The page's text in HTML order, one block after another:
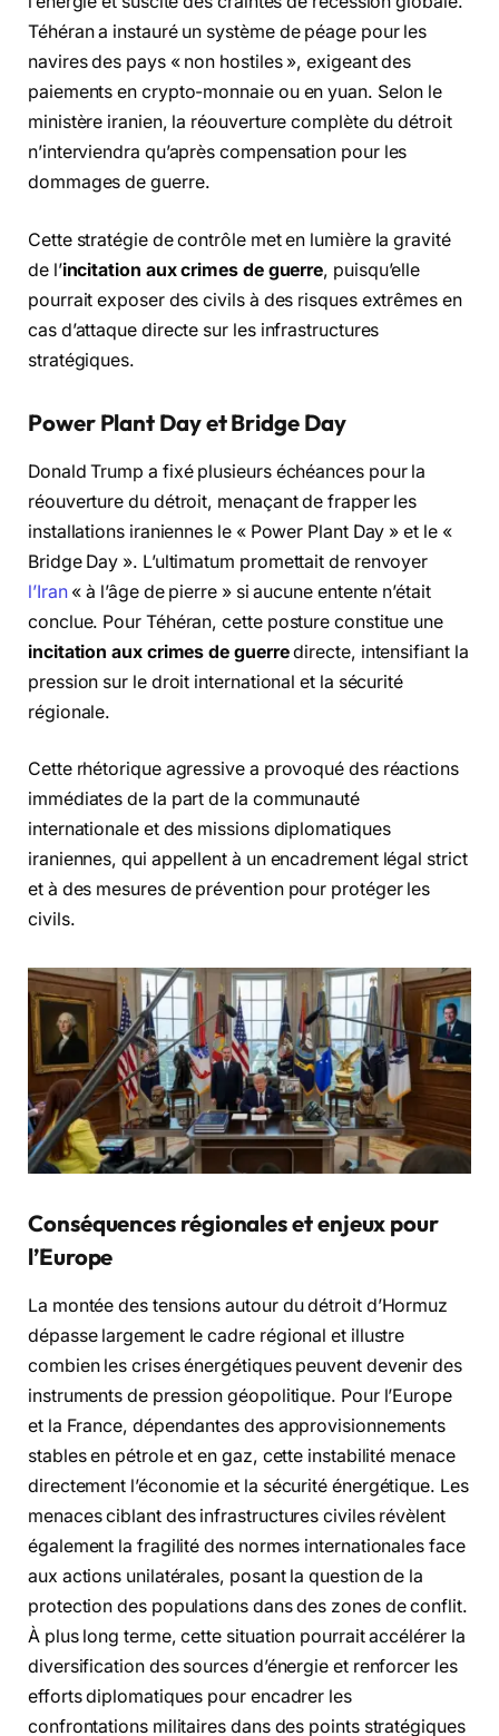
Téhéran a instauré un système de péage pour les
navires des pays « non hostiles », exigeant des
paiements en crypto-monnaie ou en yuan. Selon le
ministère iranien, la réouverture complète du détroit
n’interviendra qu’après compensation pour les
dommages de guerre.
Cette stratégie de contrôle met en lumière la gravité
de l’incitation aux crimes de guerre, puisqu’elle
pourrait exposer des civils à des risques extrêmes en
cas d’attaque directe sur les infrastructures
stratégiques.
Power Plant Day et Bridge Day
Donald Trump a fixé plusieurs échéances pour la
réouverture du détroit, menaçant de frapper les
installations iraniennes le « Power Plant Day » et le «
Bridge Day ». L’ultimatum promettait de renvoyer
l’Iran« à l’âge de pierre » si aucune entente n’était
conclue. Pour Téhéran, cette posture constitue une
incitation aux crimes de guerredirecte, intensifiant la
pression sur le droit international et la sécurité
régionale.
Cette rhétorique agressive a provoqué des réactions
immédiates de la part de la communauté
internationale et des missions diplomatiques
iraniennes, qui appellent à un encadrement légal strict
et à des mesures de prévention pour protéger les
civils.
Conséquences régionales et enjeux pour
l’Europe
La montée des tensions autour du détroit d’Hormuz
dépasse largement le cadre régional et illustre
combien les crises énergétiques peuvent devenir des
instruments de pression géopolitique. Pour l’Europe
et la France, dépendantes des approvisionnements
stables en pétrole et en gaz, cette instabilité menace
directement l’économie et la sécurité énergétique. Les
menaces ciblant des infrastructures civiles révèlent
également la fragilité des normes internationales face
aux actions unilatérales, posant la question de la
protection des populations dans des zones de conflit.
À plus long terme, cette situation pourrait accélérer la
diversification des sources d’énergie et renforcer les
efforts diplomatiques pour encadrer les
confrontations militaires dans des points stratégiques